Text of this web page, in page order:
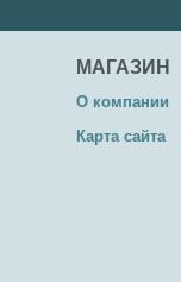
МАГАЗИН
О компании
Карта сайта